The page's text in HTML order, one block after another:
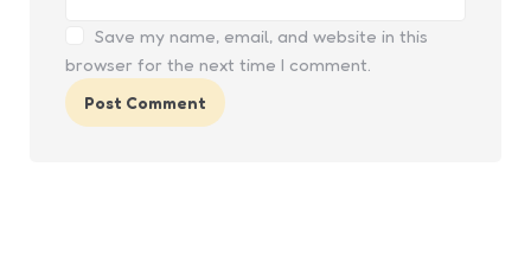
Save my name, email, and website in this
browser for the next time I comment.